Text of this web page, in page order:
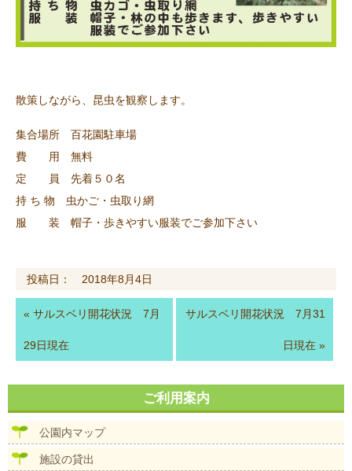
散策しながら、昆虫を観察します。
集合場所 百花園駐車場
費 用 無料
定 員 先着５０名
持 ち 物 虫かご・虫取り網
服 装 帽子・歩きやすい服装でご参加下さい
投稿日： 2018年8月4日
« サルスベリ開花状況 7月
29日現在
サルスベリ開花状況 7月31
日現在»
ご利用案内
公園内マップ
施設の貸出